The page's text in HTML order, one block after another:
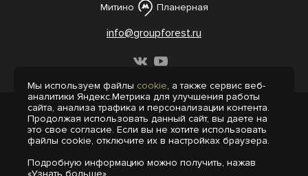
Митино
Планерная
info@groupforest.ru
© 2005-, 2026 Все права защищены
Информация, представленная на сайте,
не является публичной офертой.
Пользовательское соглашение
Мы используем файлы cookie, а также сервис веб-
аналитики Яндекс.Метрика для улучшения работы
сайта, анализа трафика и персонализации контента.
Продолжая использовать данный сайт, вы даете на
это свое согласие. Если вы не хотите использовать
файлы cookie, отключите их в настройках браузера.
Подробную информацию можно получить, нажав
«Узнать больше».